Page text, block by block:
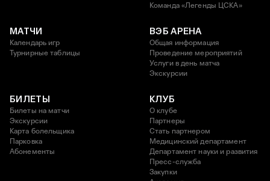
Команда «Легенды ЦСКА»
МАТЧИ
Календарь игр
Турнирные таблицы
ВЭБ АРЕНА
Общая информация
Проведение мероприятий
Услуги в день матча
Экскурсии
БИЛЕТЫ
Билеты на матчи
Экскурсии
Карта болельщика
Парковка
Абонементы
КЛУБ
О клубе
Партнеры
Стать партнером
Медицинский департамент
Департамент науки и развития
Пресс-служба
Закупки